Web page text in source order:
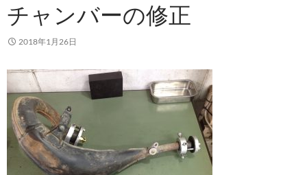
チャンバーの修正
2018年1月26日